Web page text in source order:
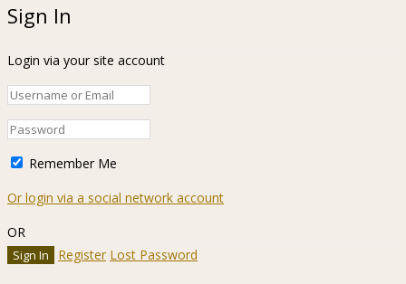
Sign In
Login via your site account
Remember Me
Or login via a social network account
OR
Register Lost Password